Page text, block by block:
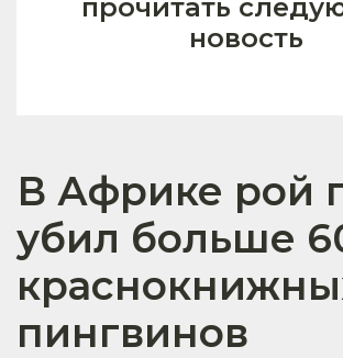
прочитать
новость
В Африке рой
убил больше
пингвинов